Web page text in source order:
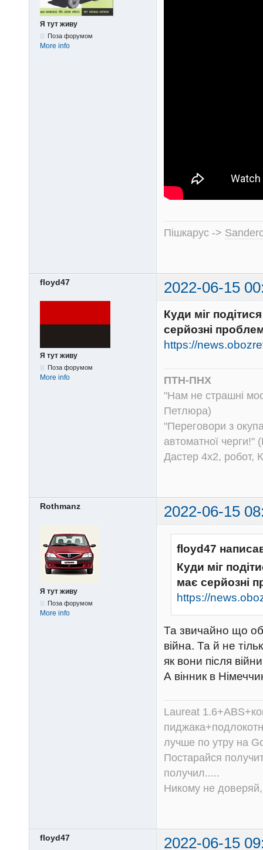
Я тут живу
Поза форумом
More info
Пішкарус ->
floyd47 2022-06-15
Я тут живу
Поза форумом
More info
Куди міг
серйозні
https://
ПТН-ПНХ
"Нам не страшні
Петлюра)
"Переговори з
автоматної черги!"
Дастер 4х2, робот,
Rothmanz 2022-06-15
Я тут живу
Поза форумом
More info
floyd47
Куди міг
має серйозні
https://
Та звичайно що
війна. Та й не
як вони після
А вінник в
Laureat
лучше по утру на
Постарайся
получил.....
Никому не
floyd47 2022-06-15